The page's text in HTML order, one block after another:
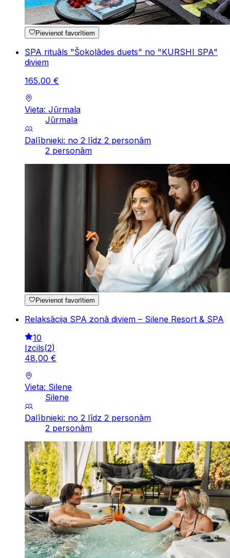
Pievienot favorītiem
SPA rituāls "Šokolādes duets" no "KURSHI SPA"
diviem
165,00 €
Vieta: Jūrmala
Jūrmala
Dalībnieki: no 2 līdz 2 personām
2 personām
Pievienot favorītiem
Relaksācija SPA zonā diviem – Silene Resort & SPA
10
Izcils(2)
48,00 €
Vieta: Silene
Silene
Dalībnieki: no 2 līdz 2 personām
2 personām